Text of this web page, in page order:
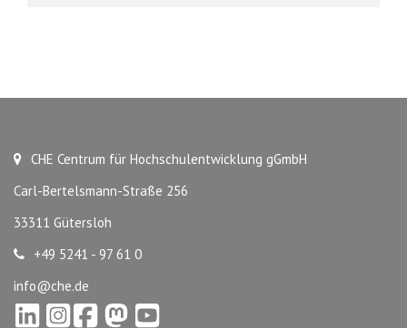
CHE Centrum für Hochschulentwicklung gGmbH
Carl-Bertelsmann-Straße 256
33311 Gütersloh
+49 5241 - 97 61 0
info@che.de